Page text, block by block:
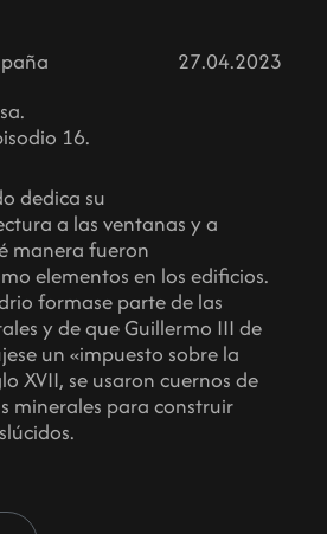
27.04.2023
16.
dedica su
a las ventanas y a
manera fueron
elementos en los edificios.
formase parte de las
y de que Guillermo III de
un «impuesto sobre la
XVII, se usaron cuernos de
minerales para construir